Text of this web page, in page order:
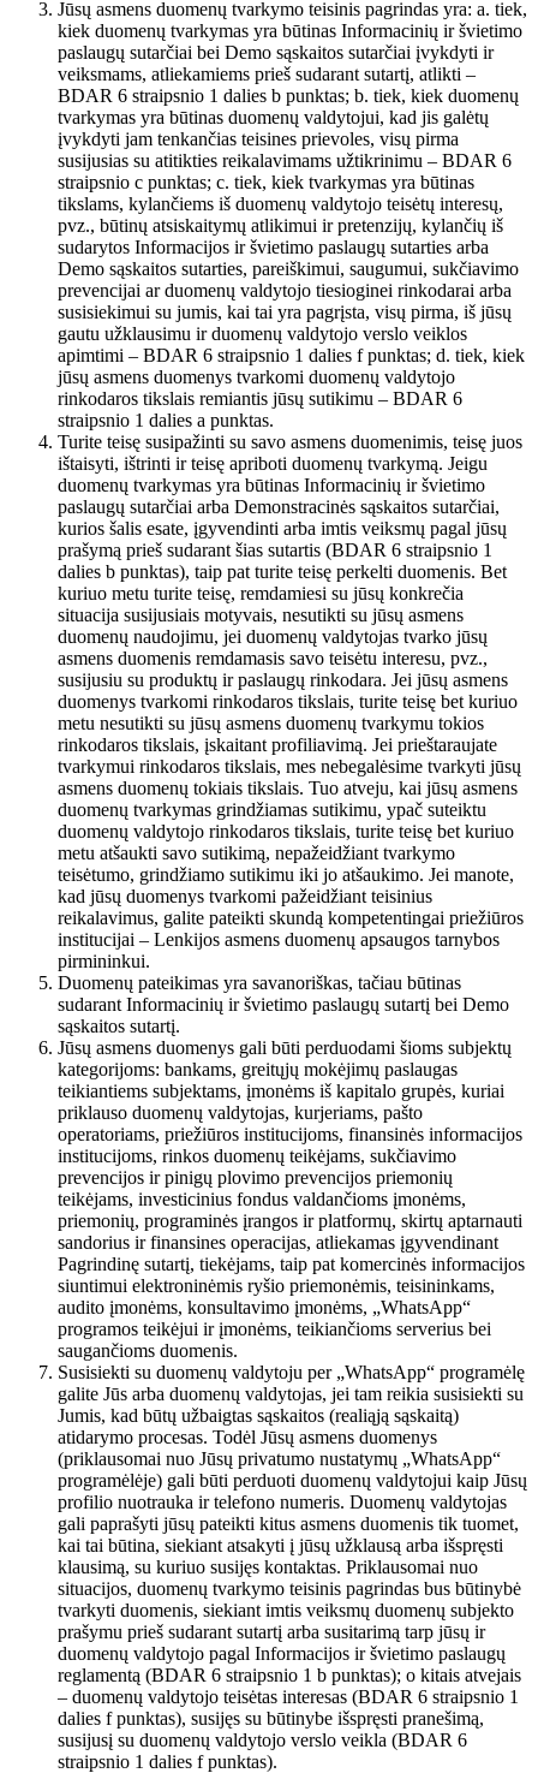
Jūsų asmens duomenų tvarkymo teisinis pagrindas yra: a. tiek,
kiek duomenų tvarkymas yra būtinas Informacinių ir švietimo
paslaugų sutarčiai bei Demo sąskaitos sutarčiai įvykdyti ir
veiksmams, atliekamiems prieš sudarant sutartį, atlikti –
BDAR 6 straipsnio 1 dalies b punktas; b. tiek, kiek duomenų
tvarkymas yra būtinas duomenų valdytojui, kad jis galėtų
įvykdyti jam tenkančias teisines prievoles, visų pirma
susijusias su atitikties reikalavimams užtikrinimu – BDAR 6
straipsnio c punktas; c. tiek, kiek tvarkymas yra būtinas
tikslams, kylančiems iš duomenų valdytojo teisėtų interesų,
pvz., būtinų atsiskaitymų atlikimui ir pretenzijų, kylančių iš
sudarytos Informacijos ir švietimo paslaugų sutarties arba
Demo sąskaitos sutarties, pareiškimui, saugumui, sukčiavimo
prevencijai ar duomenų valdytojo tiesioginei rinkodarai arba
susisiekimui su jumis, kai tai yra pagrįsta, visų pirma, iš jūsų
gautu užklausimu ir duomenų valdytojo verslo veiklos
apimtimi – BDAR 6 straipsnio 1 dalies f punktas; d. tiek, kiek
jūsų asmens duomenys tvarkomi duomenų valdytojo
rinkodaros tikslais remiantis jūsų sutikimu – BDAR 6
straipsnio 1 dalies a punktas.
Turite teisę susipažinti su savo asmens duomenimis, teisę juos
ištaisyti, ištrinti ir teisę apriboti duomenų tvarkymą. Jeigu
duomenų tvarkymas yra būtinas Informacinių ir švietimo
paslaugų sutarčiai arba Demonstracinės sąskaitos sutarčiai,
kurios šalis esate, įgyvendinti arba imtis veiksmų pagal jūsų
prašymą prieš sudarant šias sutartis (BDAR 6 straipsnio 1
dalies b punktas), taip pat turite teisę perkelti duomenis. Bet
kuriuo metu turite teisę, remdamiesi su jūsų konkrečia
situacija susijusiais motyvais, nesutikti su jūsų asmens
duomenų naudojimu, jei duomenų valdytojas tvarko jūsų
asmens duomenis remdamasis savo teisėtu interesu, pvz.,
susijusiu su produktų ir paslaugų rinkodara. Jei jūsų asmens
duomenys tvarkomi rinkodaros tikslais, turite teisę bet kuriuo
metu nesutikti su jūsų asmens duomenų tvarkymu tokios
rinkodaros tikslais, įskaitant profiliavimą. Jei prieštaraujate
tvarkymui rinkodaros tikslais, mes nebegalėsime tvarkyti jūsų
asmens duomenų tokiais tikslais. Tuo atveju, kai jūsų asmens
duomenų tvarkymas grindžiamas sutikimu, ypač suteiktu
duomenų valdytojo rinkodaros tikslais, turite teisę bet kuriuo
metu atšaukti savo sutikimą, nepažeidžiant tvarkymo
teisėtumo, grindžiamo sutikimu iki jo atšaukimo. Jei manote,
kad jūsų duomenys tvarkomi pažeidžiant teisinius
reikalavimus, galite pateikti skundą kompetentingai priežiūros
institucijai – Lenkijos asmens duomenų apsaugos tarnybos
pirmininkui.
Duomenų pateikimas yra savanoriškas, tačiau būtinas
sudarant Informacinių ir švietimo paslaugų sutartį bei Demo
sąskaitos sutartį.
Jūsų asmens duomenys gali būti perduodami šioms subjektų
kategorijoms: bankams, greitųjų mokėjimų paslaugas
teikiantiems subjektams, įmonėms iš kapitalo grupės, kuriai
priklauso duomenų valdytojas, kurjeriams, pašto
operatoriams, priežiūros institucijoms, finansinės informacijos
institucijoms, rinkos duomenų teikėjams, sukčiavimo
prevencijos ir pinigų plovimo prevencijos priemonių
teikėjams, investicinius fondus valdančioms įmonėms,
priemonių, programinės įrangos ir platformų, skirtų aptarnauti
sandorius ir finansines operacijas, atliekamas įgyvendinant
Pagrindinę sutartį, tiekėjams, taip pat komercinės informacijos
siuntimui elektroninėmis ryšio priemonėmis, teisininkams,
audito įmonėms, konsultavimo įmonėms, „WhatsApp“
programos teikėjui ir įmonėms, teikiančioms serverius bei
saugančioms duomenis.
Susisiekti su duomenų valdytoju per „WhatsApp“ programėlę
galite Jūs arba duomenų valdytojas, jei tam reikia susisiekti su
Jumis, kad būtų užbaigtas sąskaitos (realiąją sąskaitą)
atidarymo procesas. Todėl Jūsų asmens duomenys
(priklausomai nuo Jūsų privatumo nustatymų „WhatsApp“
programėlėje) gali būti perduoti duomenų valdytojui kaip Jūsų
profilio nuotrauka ir telefono numeris. Duomenų valdytojas
gali paprašyti jūsų pateikti kitus asmens duomenis tik tuomet,
kai tai būtina, siekiant atsakyti į jūsų užklausą arba išspręsti
klausimą, su kuriuo susijęs kontaktas. Priklausomai nuo
situacijos, duomenų tvarkymo teisinis pagrindas bus būtinybė
tvarkyti duomenis, siekiant imtis veiksmų duomenų subjekto
prašymu prieš sudarant sutartį arba susitarimą tarp jūsų ir
duomenų valdytojo pagal Informacijos ir švietimo paslaugų
reglamentą (BDAR 6 straipsnio 1 b punktas); o kitais atvejais
– duomenų valdytojo teisėtas interesas (BDAR 6 straipsnio 1
dalies f punktas), susijęs su būtinybe išspręsti pranešimą,
susijusį su duomenų valdytojo verslo veikla (BDAR 6
straipsnio 1 dalies f punktas).